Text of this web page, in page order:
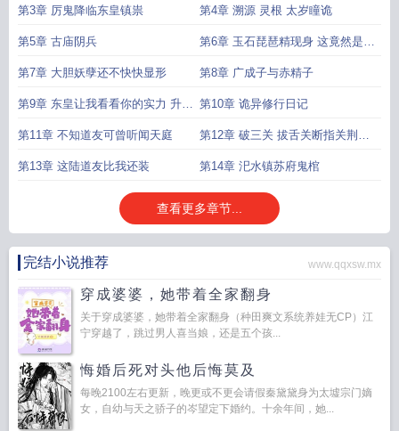
觉罢了
第3章 厉鬼降临东皇镇祟 第4章 溯源 灵根 太岁瞳诡
第5章 古庙阴兵 第6章 玉石琵琶精现身 这竟然是洪
荒封神世界
第7章 大胆妖孽还不快快显形 第8章 广成子与赤精子
第9章 东皇让我看看你的实力 升级
两大神通
第10章 诡异修行日记
第11章 不知道友可曾听闻天庭 第12章 破三关 拔舌关断指关荆棘
关
第13章 这陆道友比我还装 第14章 汜水镇苏府鬼棺
查看更多章节...
完结小说推荐 www.qqxsw.mx
穿成婆婆，她带着全家翻身
关于穿成婆婆，她带着全家翻身（种田爽文系统养娃无CP）江
宁穿越了，跳过男人喜当娘，还是五个孩...
悔婚后死对头他后悔莫及
每晚2100左右更新，晚更或不更会请假秦黛黛身为太墟宗门嫡
女，自幼与天之骄子的岑望定下婚约。十余年间，她...